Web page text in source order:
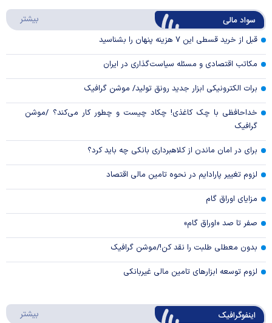
Video
سواد مالی بیشتر
قبل از خرید قسطی این ۷ هزینه پنهان را بشناسید
مکاتب اقتصادی و مسئله سیاست‌گذاری در ایران
برات الکترونیکی ابزار جدید رونق تولید/ موشن گرافیک
خداحافظی با چک کاغذی! چکاد چیست و چطور کار می‌کند؟ /موشن
گرافیک
برای در امان ماندن از کلاهبرداری بانکی چه باید کرد؟
لزوم تغییر پارادایم در نحوه تامین مالی اقتصاد
مزایای اوراق گام
صفر تا صد «اوراق گام»
بدون معطلی طلبت را نقد کن!/موشن گرافیک
لزوم توسعه ابزارهای تامین مالی غیربانکی
اینفوگرافیک بیشتر